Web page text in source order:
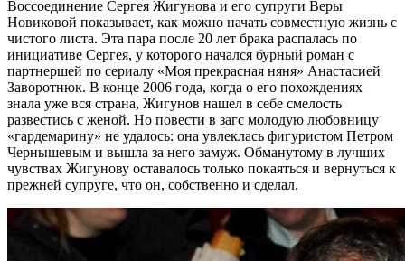
Воссоединение Сергея Жигунова и его супруги Веры
Новиковой показывает, как можно начать совместную жизнь с
чистого листа. Эта пара после 20 лет брака распалась по
инициативе Сергея, у которого начался бурный роман с
партнершей по сериалу «Моя прекрасная няня» Анастасией
Заворотнюк. В конце 2006 года, когда о его похождениях
знала уже вся страна, Жигунов нашел в себе смелость
развестись с женой. Но повести в загс молодую любовницу
«гардемарину» не удалось: она увлеклась фигуристом Петром
Чернышевым и вышла за него замуж. Обманутому в лучших
чувствах Жигунову оставалось только покаяться и вернуться к
прежней супруге, что он, собственно и сделал.